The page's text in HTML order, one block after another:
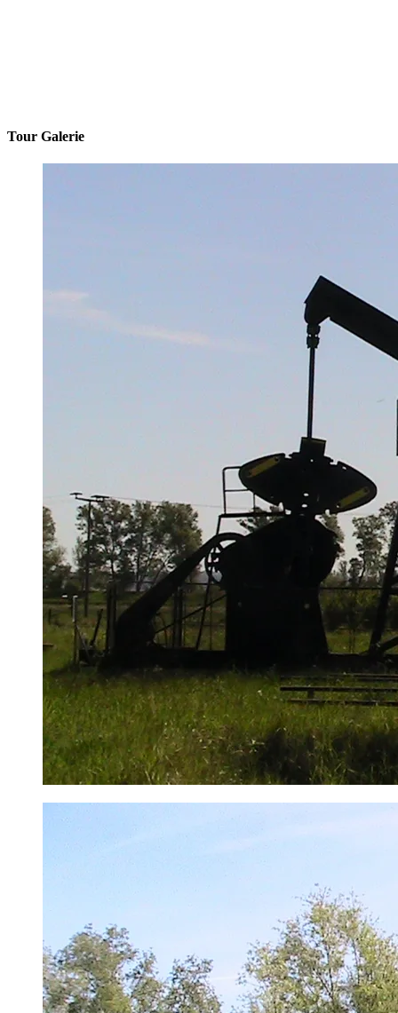
Tour Galerie